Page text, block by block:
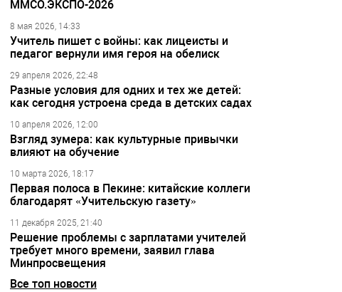
ММСО.ЭКСПО-2026
8 мая 2026, 14:33
Учитель пишет с войны: как лицеисты и
педагог вернули имя героя на обелиск
29 апреля 2026, 22:48
Разные условия для одних и тех же детей:
как сегодня устроена среда в детских садах
10 апреля 2026, 12:00
Взгляд зумера: как культурные привычки
влияют на обучение
10 марта 2026, 18:17
Первая полоса в Пекине: китайские коллеги
благодарят «Учительскую газету»
11 декабря 2025, 21:40
Решение проблемы с зарплатами учителей
требует много времени, заявил глава
Минпросвещения
Все топ новости